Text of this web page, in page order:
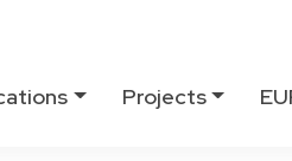
Projects